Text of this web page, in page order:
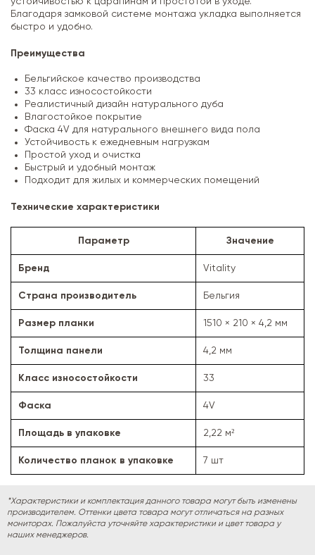
Благодаря замковой системе монтажа укладка выполняется
быстро и удобно.
Преимущества
Бельгийское качество производства
33 класс износостойкости
Реалистичный дизайн натурального дуба
Влагостойкое покрытие
Фаска 4V для натурального внешнего вида пола
Устойчивость к ежедневным нагрузкам
Простой уход и очистка
Быстрый и удобный монтаж
Подходит для жилых и коммерческих помещений
Технические характеристики
Параметр Значение
Бренд Vitality
Страна производитель Бельгия
Размер планки 1510 × 210 × 4,2 мм
Толщина панели 4,2 мм
Класс износостойкости 33
Фаска 4V
Площадь в упаковке 2,22 м²
Количество планок в упаковке 7 шт
*Характеристики и комплектация данного товара могут быть изменены
производителем. Оттенки цвета товара могут отличаться на разных
мониторах. Пожалуйста уточняйте характеристики и цвет товара у
наших менеджеров.